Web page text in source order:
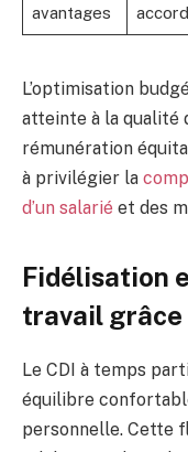
avantages
accord
L’optimisation
atteinte à la qualité
rémunération
à privilégier la
d’un salarié et des
Fidélisation
travail grâce
Le CDI à temps
équilibre
personnelle. Cette